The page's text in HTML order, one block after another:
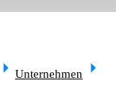
Unternehmen